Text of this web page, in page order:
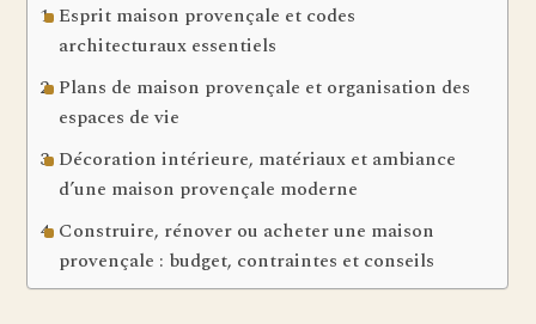
Esprit maison provençale et codes
architecturaux essentiels
Plans de maison provençale et organisation des
espaces de vie
Décoration intérieure, matériaux et ambiance
d’une maison provençale moderne
Construire, rénover ou acheter une maison
provençale : budget, contraintes et conseils